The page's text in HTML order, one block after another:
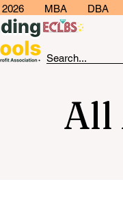
MBA DBA
All